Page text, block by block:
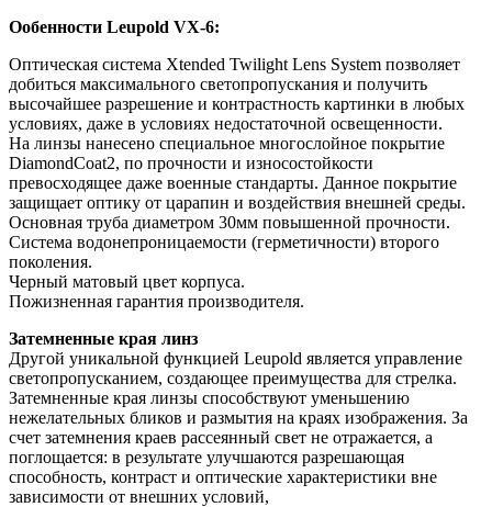
Ообенности Leupold VX-6:
Оптическая система Xtended Twilight Lens System позволяет
добиться максимального светопропускания и получить
высочайшее разрешение и контрастность картинки в любых
условиях, даже в условиях недостаточной освещенности.
На линзы нанесено специальное многослойное покрытие
DiamondCoat2, по прочности и износостойкости
превосходящее даже военные стандарты. Данное покрытие
защищает оптику от царапин и воздействия внешней среды.
Основная труба диаметром 30мм повышенной прочности.
Система водонепроницаемости (герметичности) второго
поколения.
Черный матовый цвет корпуса.
Пожизненная гарантия производителя.
Затемненные края линз
Другой уникальной функцией Leupold является управление
светопропусканием, создающее преимущества для стрелка.
Затемненные края линзы способствуют уменьшению
нежелательных бликов и размытия на краях изображения. За
счет затемнения краев рассеянный свет не отражается, а
поглощается: в результате улучшаются разрешающая
способность, контраст и оптические характеристики вне
зависимости от внешних условий,